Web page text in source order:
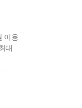
이용
대